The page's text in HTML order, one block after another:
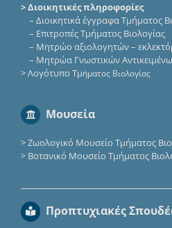
> Διοικητικές πληροφορίες
Διοικητικά έγγραφα Τμήματος
Επιτροπές Τμήματος Βιολογίας
Μητρώο αξιολογητών –
Μητρώα Γνωστικών
> Λογότυπο Τμήματος Βιολογίας
Μουσεία
> Ζωολογικό Μουσείο Τμήματος
> Βοτανικό Μουσείο Τμήματος
Προπτυχιακές